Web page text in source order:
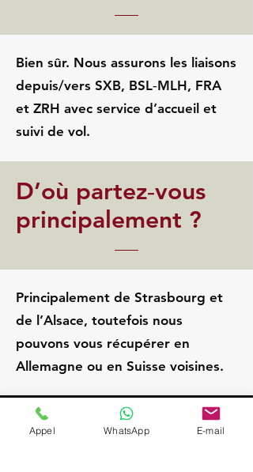
Bien sûr. Nous assurons les liaisons
depuis/vers SXB, BSL‑MLH, FRA
et ZRH avec service d’accueil et
suivi de vol.
D’où partez‑vous
principalement ?
Principalement de Strasbourg et
de l’Alsace, toutefois nous
pouvons vous récupérer en
Allemagne ou en Suisse voisines.
Bâle
Appel WhatsApp E-mail